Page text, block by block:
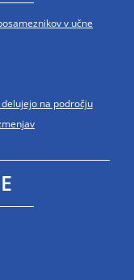
v učne
na področju